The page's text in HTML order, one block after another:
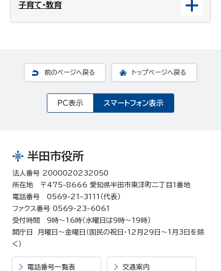
子育て・教育
前のページへ戻る トップページへ戻る
PC表示 スマートフォン表示
半田市役所
法人番号 2000020232050
所在地 〒475-8666 愛知県半田市東洋町二丁目1番地
電話番号 0569-21-3111（代表）
ファクス番号 0569-23-6061
受付時間 9時～16時（水曜日は9時～19時）
開庁日 月曜日～金曜日（国民の祝日・12月29日～1月3日を除
く）
電話番号一覧表 交通案内